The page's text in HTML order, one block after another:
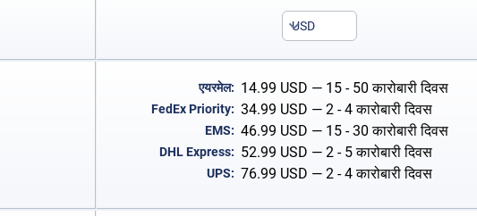
USD
एयरमेल: 14.99 USD — 15 - 50 कारोबारी दिवस
FedEx Priority: 34.99 USD — 2 - 4 कारोबारी दिवस
EMS: 46.99 USD — 15 - 30 कारोबारी दिवस
DHL Express: 52.99 USD — 2 - 5 कारोबारी दिवस
UPS: 76.99 USD — 2 - 4 कारोबारी दिवस